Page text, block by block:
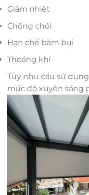
Giảm nhiệt
Chống chói
Hạn chế bám bụi
Thoáng khí
Tùy nhu cầu sử
mức độ xuyên sáng